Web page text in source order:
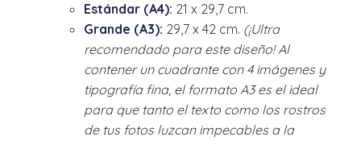
Estándar (A4): 21 x 29,7 cm.
Grande (A3): 29,7 x 42 cm. (¡Ultra
recomendado para este diseño! Al
contener un cuadrante con 4 imágenes y
tipografía fina, el formato A3 es el ideal
para que tanto el texto como los rostros
de tus fotos luzcan impecables a la